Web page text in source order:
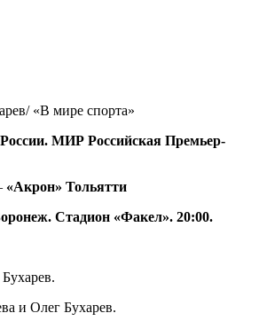
«В мире спорта»
МИР Российская Премьер-
«Акрон» Тольятти
Стадион «Факел». 20:00.
и Олег Бухарев.